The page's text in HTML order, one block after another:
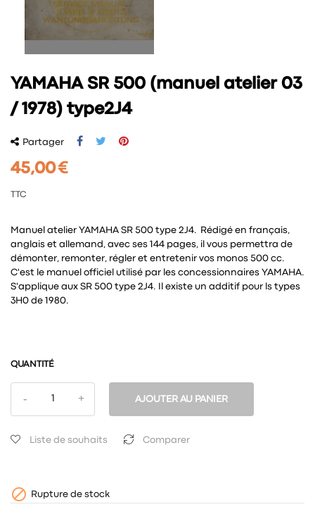
YAMAHA SR 500 (manuel atelier 03
/ 1978) type2J4
Partager
45,00 €
TTC
Manuel atelier YAMAHA SR 500 type 2J4. Rédigé en français,
anglais et allemand, avec ses 144 pages, il vous permettra de
démonter, remonter, régler et entretenir vos monos 500 cc.
C'est le manuel officiel utilisé par les concessionnaires YAMAHA.
S'applique aux SR 500 type 2J4. Il existe un additif pour ls types
3H0 de 1980.
QUANTITÉ
AJOUTER AU PANIER
Liste de souhaits Comparer
 Rupture de stock